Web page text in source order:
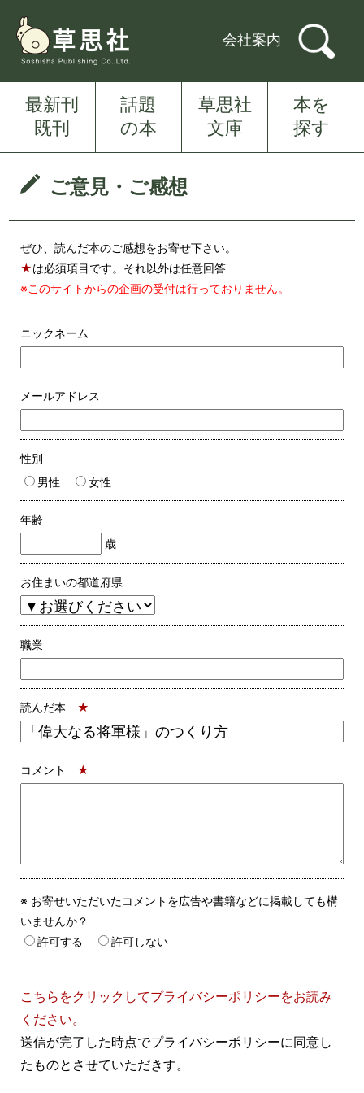
会社案内
最新刊
既刊
話題
の本
草思社
文庫
本を
探す
ご意見・ご感想
ぜひ、読んだ本のご感想をお寄せ下さい。
★は必須項目です。それ以外は任意回答
※このサイトからの企画の受付は行っておりません。
ニックネーム
メールアドレス
性別
男性
女性
年齢
歳
お住まいの都道府県
職業
読んだ本 ★
コメント ★
※ お寄せいただいたコメントを広告や書籍などに掲載しても構
いませんか？
許可する
許可しない
こちらをクリックしてプライバシーポリシーをお読み
ください。
送信が完了した時点でプライバシーポリシーに同意し
たものとさせていただきす。